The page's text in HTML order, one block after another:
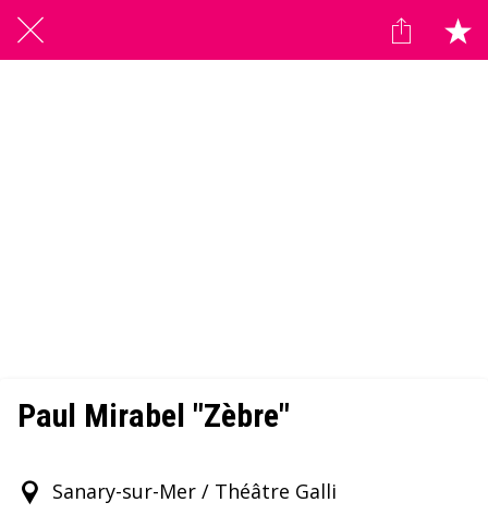
Paul Mirabel "Zèbre"
Sanary-sur-Mer / Théâtre Galli